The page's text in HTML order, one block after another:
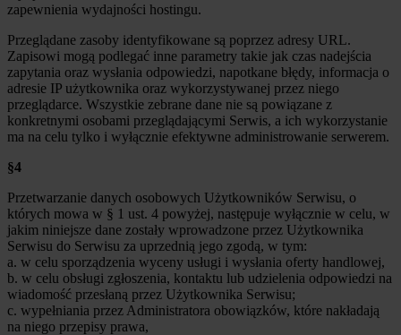
zapewnienia wydajności hostingu.
Przeglądane zasoby identyfikowane są poprzez adresy URL.
Zapisowi mogą podlegać inne parametry takie jak czas nadejścia
zapytania oraz wysłania odpowiedzi, napotkane błędy, informacja o
adresie IP użytkownika oraz wykorzystywanej przez niego
przeglądarce. Wszystkie zebrane dane nie są powiązane z
konkretnymi osobami przeglądającymi Serwis, a ich wykorzystanie
ma na celu tylko i wyłącznie efektywne administrowanie serwerem.
§4
Przetwarzanie danych osobowych Użytkowników Serwisu, o
których mowa w § 1 ust. 4 powyżej, następuje wyłącznie w celu, w
jakim niniejsze dane zostały wprowadzone przez Użytkownika
Serwisu do Serwisu za uprzednią jego zgodą, w tym:
a. w celu sporządzenia wyceny usługi i wysłania oferty handlowej,
b. w celu obsługi zgłoszenia, kontaktu lub udzielenia odpowiedzi na
wiadomość przesłaną przez Użytkownika Serwisu;
c. wypełniania przez Administratora obowiązków, które nakładają
na niego przepisy prawa,